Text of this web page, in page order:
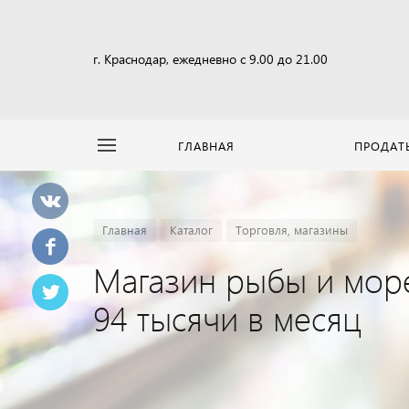
г. Краснодар, ежедневно с 9.00 до 21.00
ГЛАВНАЯ
Главная Каталог Торговля, магазины
Магазин рыбы и
94 тысячи в месяц